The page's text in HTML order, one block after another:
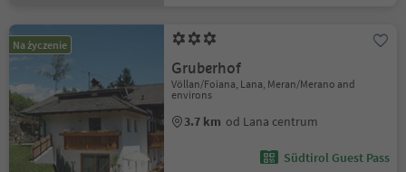
Na życzenie
Gruberhof
Völlan/Foiana, Lana, Meran/Merano and
environs
3.7 km od Lana centrum
Südtirol Guest Pass